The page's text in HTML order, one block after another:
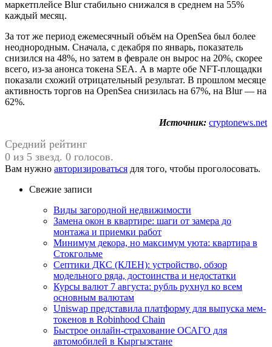
маркетплейсе Blur стабильно снижался в среднем на 55%
каждый месяц.
За тот же период ежемесячный объём на OpenSea был более
неоднородным. Сначала, с декабря по январь, показатель
снизился на 48%, но затем в феврале он вырос на 20%, скорее
всего, из-за анонса токена SEA. А в марте обе NFT-площадки
показали схожий отрицательный результат. В прошлом месяце
активность торгов на OpenSea снизилась на 67%, на Blur — на
62%.
Источник: cryptonews.net
Средний рейтинг
0 из 5 звезд. 0 голосов.
Вам нужно авторизироваться для того, чтобы проголосовать.
Свежие записи
Виды загородной недвижимости
Замена окон в квартире: шаги от замера до
монтажа и приемки работ
Минимум декора, но максимум уюта: квартира в
Стокгольме
Септики ДКС (КЛЕН): устройство, обзор
модельного ряда, достоинства и недостатки
Курсы валют 7 августа: рубль рухнул ко всем
основным валютам
Uniswap представила платформу для выпуска мем-
токенов в Robinhood Chain
Быстрое онлайн-страхование ОСАГО для
автомобилей в Кыргызстане